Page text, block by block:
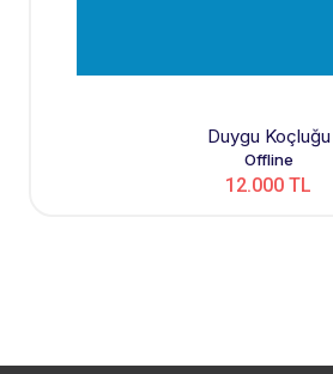
Duygu Koçluğu
Offline
12.000 TL